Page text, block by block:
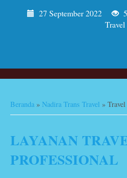
27 September 2022
Travel
Beranda » Nadira Trans Travel »
LAYANAN
PROFESSIONAL